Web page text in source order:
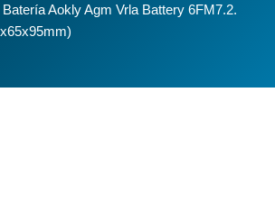
Batería Aokly Agm Vrla Battery 6FM7.2.